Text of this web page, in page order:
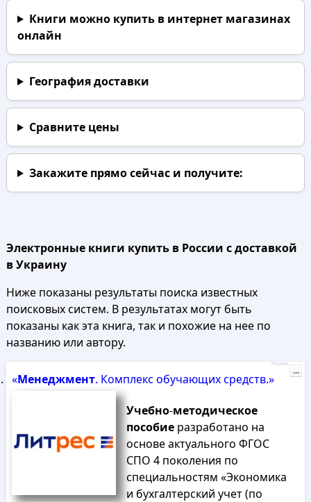
Книги можно купить в интернет магазинах
онлайн
География доставки
Сравните цены
Закажите прямо сейчаси получите:
Электронные книги купить в России с доставкой
в Украину
Ниже показаны результаты поиска известных
поисковых систем. В результатах могут быть
показаны как эта книга, так и похожие на нее по
названию или автору.
«Менеджмент. Комплекс обучающих средств.»
Учебно-методическое
пособиеразработано на
основе актуального ФГОС
СПО 4 поколения по
специальностям «Экономика
и бухгалтерский учет (по
Реклама
...